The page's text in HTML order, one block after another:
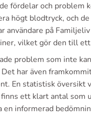
fördelar och problem
högt blodtryck, och
användare på
vilket gör den till
problem som inte
har även
En statistisk översikt
ett klart antal
informerad